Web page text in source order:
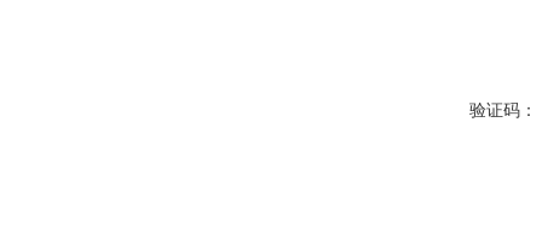
验证码：